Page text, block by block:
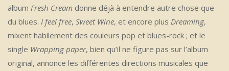
album Fresh Cream donne déjà à entendre autre chose que
du blues. I feel free, Sweet Wine, et encore plus Dreaming,
mixent habilement des couleurs pop et blues-rock ; et le
single Wrapping paper, bien qu’il ne figure pas sur l’album
original, annonce les différentes directions musicales que